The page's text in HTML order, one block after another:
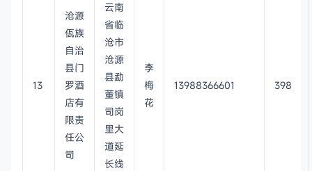
13
沧源
佤族
自治
县门
罗酒
店有
限责
任公
司
云南
省临
沧市
沧源
县勐
董镇
司岗
里大
道延
长线
李
梅
花
13988366601 398